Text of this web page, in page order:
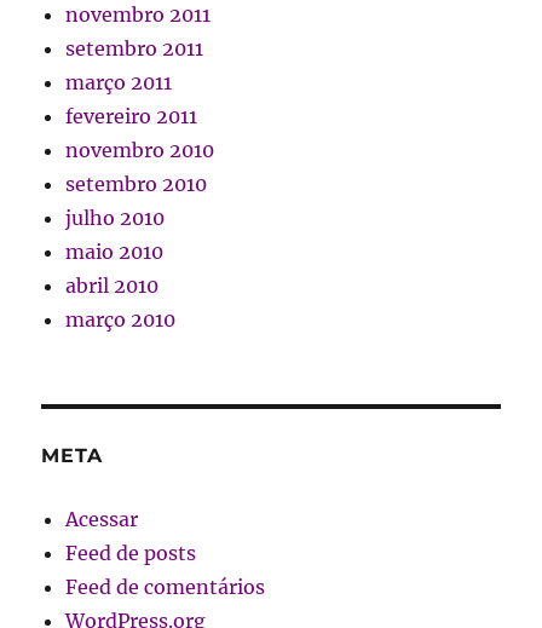
novembro 2011
setembro 2011
março 2011
fevereiro 2011
novembro 2010
setembro 2010
julho 2010
maio 2010
abril 2010
março 2010
META
Acessar
Feed de posts
Feed de comentários
WordPress.org